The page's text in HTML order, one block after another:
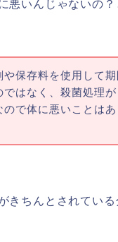
悪いんじゃないの？
や保存料を使用して期
はなく、殺菌処理が
ので体に悪いことはあ
きちんとされている